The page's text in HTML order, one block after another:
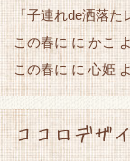
「子連れde洒落
この春に に かこ
この春に に 心姫
ココロデザ